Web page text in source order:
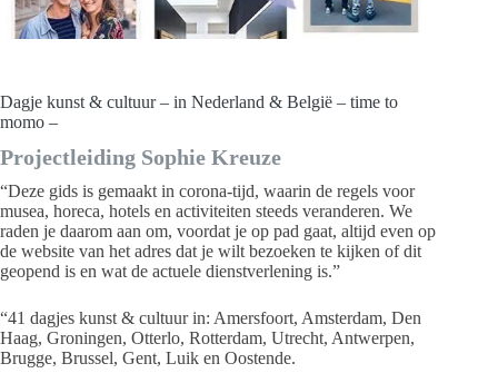
Dagje kunst & cultuur – in Nederland & België – time to
momo –
Projectleiding Sophie Kreuze
“Deze gids is gemaakt in corona-tijd, waarin de regels voor
musea, horeca, hotels en activiteiten steeds veranderen. We
raden je daarom aan om, voordat je op pad gaat, altijd even op
de website van het adres dat je wilt bezoeken te kijken of dit
geopend is en wat de actuele dienstverlening is.”
“41 dagjes kunst & cultuur in: Amersfoort, Amsterdam, Den
Haag, Groningen, Otterlo, Rotterdam, Utrecht, Antwerpen,
Brugge, Brussel, Gent, Luik en Oostende.